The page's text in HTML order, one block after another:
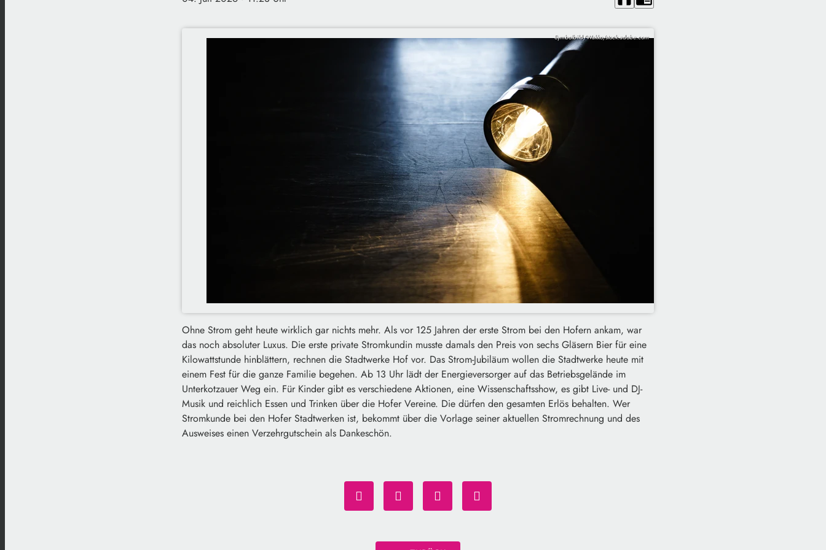
Symbolbild/Wakko/stock.adobe.com
Ohne Strom geht heute wirklich gar nichts mehr. Als vor 125 Jahren der erste Strom bei den Hofern ankam, war
das noch absoluter Luxus. Die erste private Stromkundin musste damals den Preis von sechs Gläsern Bier für eine
Kilowattstunde hinblättern, rechnen die Stadtwerke Hof vor. Das Strom-Jubiläum wollen die Stadtwerke heute mit
einem Fest für die ganze Familie begehen. Ab 13 Uhr lädt der Energieversorger auf das Betriebsgelände im
Unterkotzauer Weg ein. Für Kinder gibt es verschiedene Aktionen, eine Wissenschaftsshow, es gibt Live- und DJ-
Musik und reichlich Essen und Trinken über die Hofer Vereine. Die dürfen den gesamten Erlös behalten. Wer
Stromkunde bei den Hofer Stadtwerken ist, bekommt über die Vorlage seiner aktuellen Stromrechnung und des
Ausweises einen Verzehrgutschein als Dankeschön.